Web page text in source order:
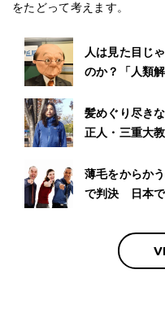
をたどって考えます。
人は見た目じ
のか？「人類
髪めぐり尽き
正人・三重大
薄毛をからか
で判決 日本で